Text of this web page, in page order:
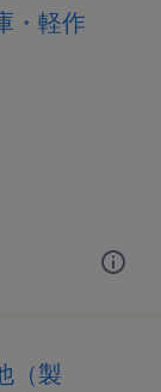
・軽作
（製